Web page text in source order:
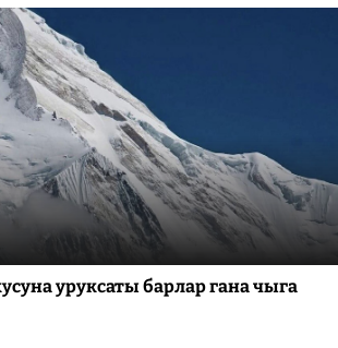
уруксаты барлар гана чыга